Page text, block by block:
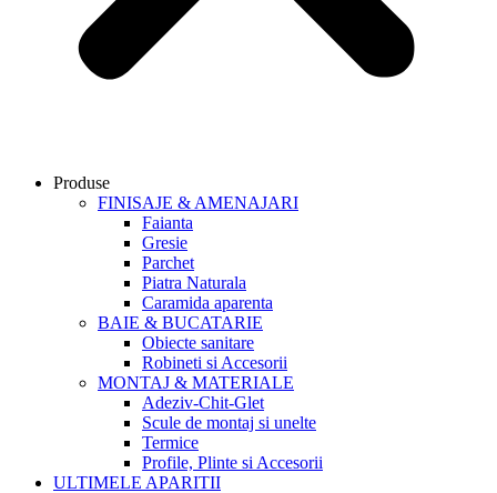
Produse
FINISAJE & AMENAJARI
Faianta
Gresie
Parchet
Piatra Naturala
Caramida aparenta
BAIE & BUCATARIE
Obiecte sanitare
Robineti si Accesorii
MONTAJ & MATERIALE
Adeziv-Chit-Glet
Scule de montaj si unelte
Termice
Profile, Plinte si Accesorii
ULTIMELE APARITII